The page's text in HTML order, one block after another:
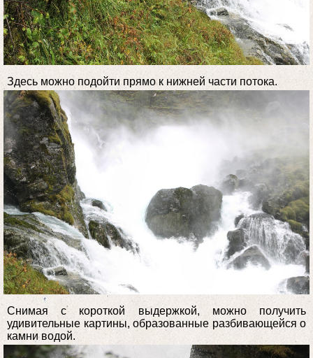
Здесь можно подойти прямо к нижней части потока.
Снимая с короткой выдержкой, можно получить
удивительные картины, образованные разбивающейся о
камни водой.